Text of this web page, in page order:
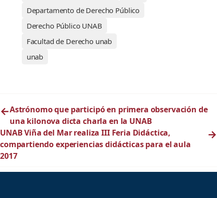
Departamento de Derecho Público
Derecho Público UNAB
Facultad de Derecho unab
unab
←Astrónomo que participó en primera observación de
una kilonova dicta charla en la UNAB
UNAB Viña del Mar realiza III Feria Didáctica,
compartiendo experiencias didácticas para el aula
2017
→